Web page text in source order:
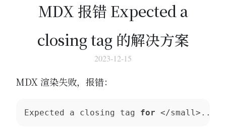
MDX 报错 Expected a
closing tag 的解决方案
2023-12-15
MDX 渲染失败，报错：
Expected a closing tag for </small>...